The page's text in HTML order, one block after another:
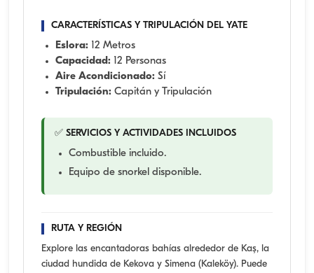
CARACTERÍSTICAS Y TRIPULACIÓN DEL YATE
Eslora: 12 Metros
Capacidad: 12 Personas
Aire Acondicionado: Sí
Tripulación: Capitán y Tripulación
✅ SERVICIOS Y ACTIVIDADES INCLUIDOS
Combustible incluido.
Equipo de snorkel disponible.
RUTA Y REGIÓN
Explore las encantadoras bahías alrededor de Kaş, la
ciudad hundida de Kekova y Simena (Kaleköy). Puede